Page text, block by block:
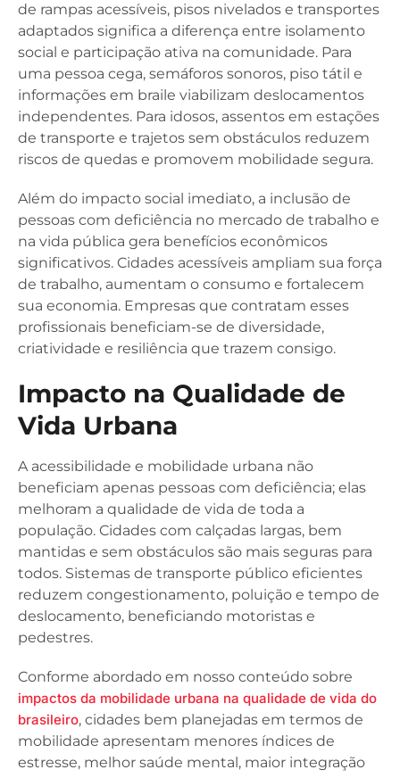
de rampas acessíveis, pisos nivelados e transportes
adaptados significa a diferença entre isolamento
social e participação ativa na comunidade. Para
uma pessoa cega, semáforos sonoros, piso tátil e
informações em braile viabilizam deslocamentos
independentes. Para idosos, assentos em estações
de transporte e trajetos sem obstáculos reduzem
riscos de quedas e promovem mobilidade segura.
Além do impacto social imediato, a inclusão de
pessoas com deficiência no mercado de trabalho e
na vida pública gera benefícios econômicos
significativos. Cidades acessíveis ampliam sua força
de trabalho, aumentam o consumo e fortalecem
sua economia. Empresas que contratam esses
profissionais beneficiam-se de diversidade,
criatividade e resiliência que trazem consigo.
Impacto na Qualidade de
Vida Urbana
A acessibilidade e mobilidade urbana não
beneficiam apenas pessoas com deficiência; elas
melhoram a qualidade de vida de toda a
população. Cidades com calçadas largas, bem
mantidas e sem obstáculos são mais seguras para
todos. Sistemas de transporte público eficientes
reduzem congestionamento, poluição e tempo de
deslocamento, beneficiando motoristas e
pedestres.
Conforme abordado em nosso conteúdo sobre
impactos da mobilidade urbana na qualidade de vida do
brasileiro, cidades bem planejadas em termos de
mobilidade apresentam menores índices de
estresse, melhor saúde mental, maior integração